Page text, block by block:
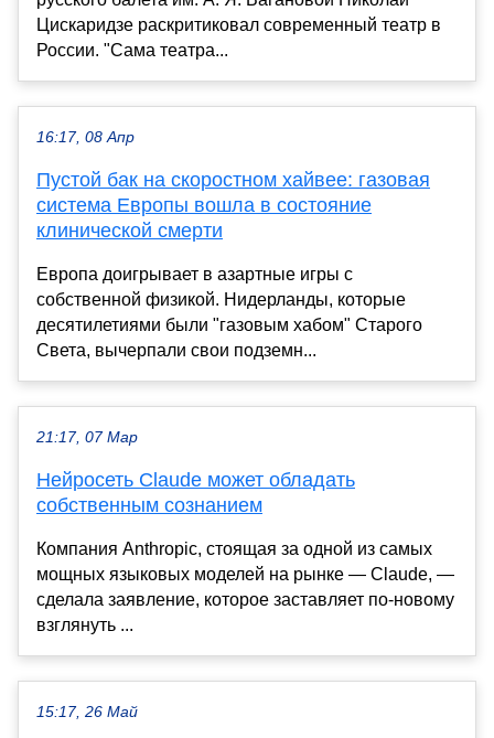
Цискаридзе раскритиковал современный театр в
России. "Сама театра...
16:17, 08 Апр
Пустой бак на скоростном хайвее: газовая
система Европы вошла в состояние
клинической смерти
Европа доигрывает в азартные игры с
собственной физикой. Нидерланды, которые
десятилетиями были "газовым хабом" Старого
Света, вычерпали свои подземн...
21:17, 07 Мар
Нейросеть Claude может обладать
собственным сознанием
Компания Anthropic, стоящая за одной из самых
мощных языковых моделей на рынке — Claude, —
сделала заявление, которое заставляет по-новому
взглянуть ...
15:17, 26 Май